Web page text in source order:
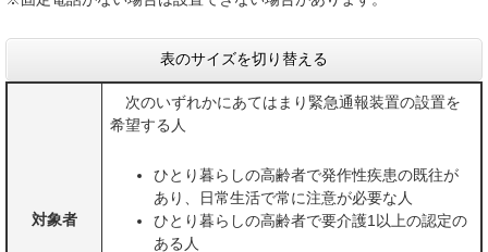
表のサイズを切り替える
対象者
次のいずれかにあてはまり緊急通報装置の設置を
希望する人
ひとり暮らしの高齢者で発作性疾患の既往が
あり、日常生活で常に注意が必要な人
ひとり暮らしの高齢者で要介護1以上の認定の
ある人